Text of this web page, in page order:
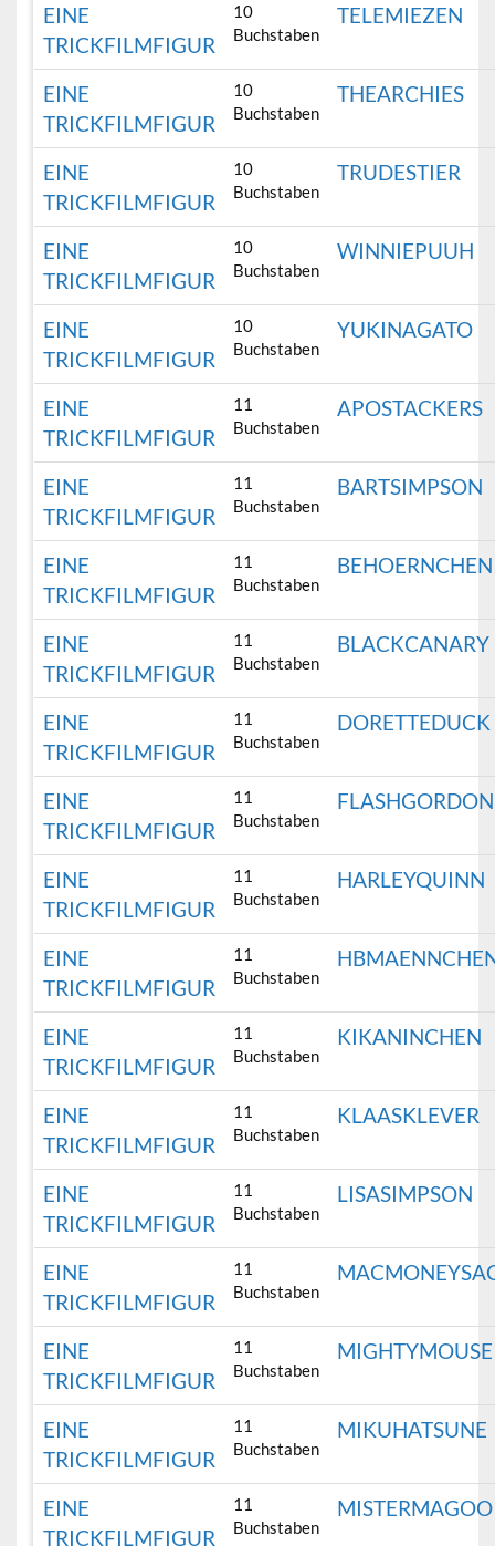
EINE
TRICKFILMFIGUR
10
Buchstaben
TELEMIEZEN
EINE
TRICKFILMFIGUR
10
Buchstaben
THEARCHIES
EINE
TRICKFILMFIGUR
10
Buchstaben
TRUDESTIER
EINE
TRICKFILMFIGUR
10
Buchstaben
WINNIEPUUH
EINE
TRICKFILMFIGUR
10
Buchstaben
YUKINAGATO
EINE
TRICKFILMFIGUR
11
Buchstaben
APOSTACKERS
EINE
TRICKFILMFIGUR
11
Buchstaben
BARTSIMPSON
EINE
TRICKFILMFIGUR
11
Buchstaben
BEHOERNCHEN
EINE
TRICKFILMFIGUR
11
Buchstaben
BLACKCANARY
EINE
TRICKFILMFIGUR
11
Buchstaben
DORETTEDUCK
EINE
TRICKFILMFIGUR
11
Buchstaben
FLASHGORDON
EINE
TRICKFILMFIGUR
11
Buchstaben
HARLEYQUINN
EINE
TRICKFILMFIGUR
11
Buchstaben
EINE
TRICKFILMFIGUR
11
Buchstaben
KIKANINCHEN
EINE
TRICKFILMFIGUR
11
Buchstaben
KLAASKLEVER
EINE
TRICKFILMFIGUR
11
Buchstaben
LISASIMPSON
EINE
TRICKFILMFIGUR
11
Buchstaben
EINE
TRICKFILMFIGUR
11
Buchstaben
MIGHTYMOUSE
EINE
TRICKFILMFIGUR
11
Buchstaben
MIKUHATSUNE
EINE
TRICKFILMFIGUR
11
Buchstaben
MISTERMAGOO